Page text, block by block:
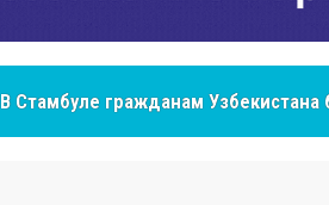
NCS Jeans: турецкий бренд,